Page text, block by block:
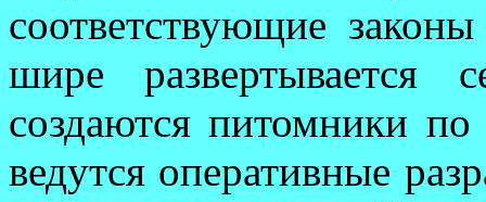
соответствующие
шире развертывается
создаются питомники
ведутся оперативные